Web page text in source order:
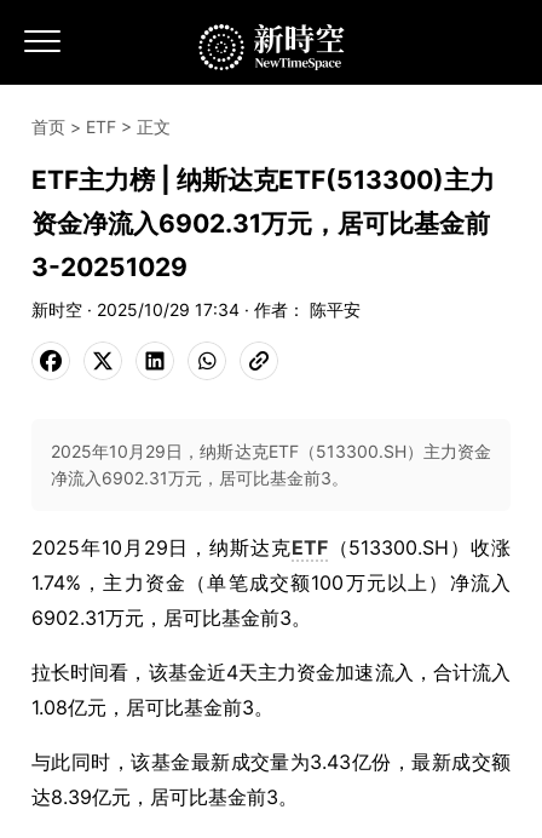
首页 > ETF > 正文
ETF主力榜 | 纳斯达克ETF(513300)主力
资金净流入6902.31万元，居可比基金前
3-20251029
新时空 · 2025/10/29 17:34 · 作者： 陈平安
2025年10月29日，纳斯达克ETF（513300.SH）主力资金
净流入6902.31万元，居可比基金前3。
2025年10月29日，纳斯达克ETF（513300.SH）收涨
1.74%，主力资金（单笔成交额100万元以上）净流入
6902.31万元，居可比基金前3。
拉长时间看，该基金近4天主力资金加速流入，合计流入
1.08亿元，居可比基金前3。
与此同时，该基金最新成交量为3.43亿份，最新成交额
达8.39亿元，居可比基金前3。